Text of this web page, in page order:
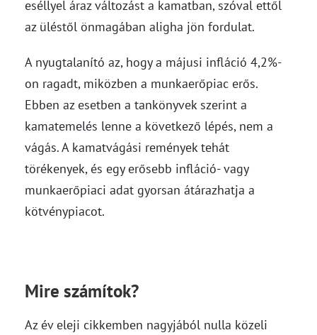
eséllyel áraz változást a kamatban, szóval ettől
az üléstől önmagában aligha jön fordulat.
A nyugtalanító az, hogy a májusi infláció 4,2%-
on ragadt, miközben a munkaerőpiac erős.
Ebben az esetben a tankönyvek szerint a
kamatemelés lenne a következő lépés, nem a
vágás. A kamatvágási remények tehát
törékenyek, és egy erősebb infláció- vagy
munkaerőpiaci adat gyorsan átárazhatja a
kötvénypiacot.
Mire számítok?
Az év eleji cikkemben nagyjából nulla közeli